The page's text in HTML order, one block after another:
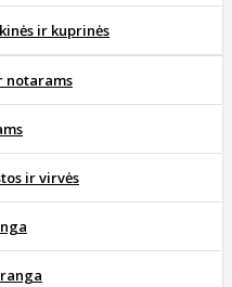
ir kuprinės
notarams
ir virvės